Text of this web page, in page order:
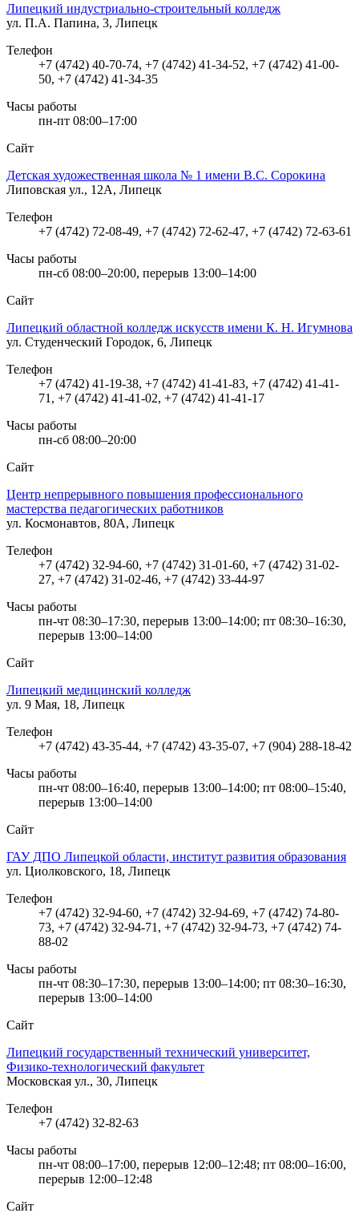
Липецкий индустриально-строительный колледж
ул. П.А. Папина, 3, Липецк
Телефон
+7 (4742) 40-70-74, +7 (4742) 41-34-52, +7 (4742) 41-00-
50, +7 (4742) 41-34-35
Часы работы
пн-пт 08:00–17:00
Сайт
Детская художественная школа № 1 имени В.С. Сорокина
Липовская ул., 12А, Липецк
Телефон
+7 (4742) 72-08-49, +7 (4742) 72-62-47, +7 (4742) 72-63-61
Часы работы
пн-сб 08:00–20:00, перерыв 13:00–14:00
Сайт
Липецкий областной колледж искусств имени К. Н. Игумнова
ул. Студенческий Городок, 6, Липецк
Телефон
+7 (4742) 41-19-38, +7 (4742) 41-41-83, +7 (4742) 41-41-
71, +7 (4742) 41-41-02, +7 (4742) 41-41-17
Часы работы
пн-сб 08:00–20:00
Сайт
Центр непрерывного повышения профессионального
мастерства педагогических работников
ул. Космонавтов, 80А, Липецк
Телефон
+7 (4742) 32-94-60, +7 (4742) 31-01-60, +7 (4742) 31-02-
27, +7 (4742) 31-02-46, +7 (4742) 33-44-97
Часы работы
пн-чт 08:30–17:30, перерыв 13:00–14:00; пт 08:30–16:30,
перерыв 13:00–14:00
Сайт
Липецкий медицинский колледж
ул. 9 Мая, 18, Липецк
Телефон
+7 (4742) 43-35-44, +7 (4742) 43-35-07, +7 (904) 288-18-42
Часы работы
пн-чт 08:00–16:40, перерыв 13:00–14:00; пт 08:00–15:40,
перерыв 13:00–14:00
Сайт
ГАУ ДПО Липецкой области, институт развития образования
ул. Циолковского, 18, Липецк
Телефон
+7 (4742) 32-94-60, +7 (4742) 32-94-69, +7 (4742) 74-80-
73, +7 (4742) 32-94-71, +7 (4742) 32-94-73, +7 (4742) 74-
88-02
Часы работы
пн-чт 08:30–17:30, перерыв 13:00–14:00; пт 08:30–16:30,
перерыв 13:00–14:00
Сайт
Липецкий государственный технический университет,
Физико-технологический факультет
Московская ул., 30, Липецк
Телефон
+7 (4742) 32-82-63
Часы работы
пн-чт 08:00–17:00, перерыв 12:00–12:48; пт 08:00–16:00,
перерыв 12:00–12:48
Сайт